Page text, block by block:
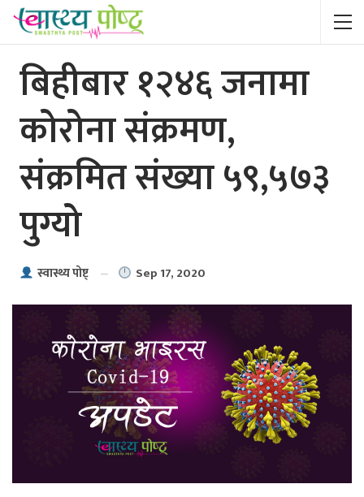
बिहीबार १२४६ जनामा
कोरोना संक्रमण,
संक्रमित संख्या ५९,५७३
पुग्यो
स्वास्थ्य पाेष्ट् Sep 17, 2020